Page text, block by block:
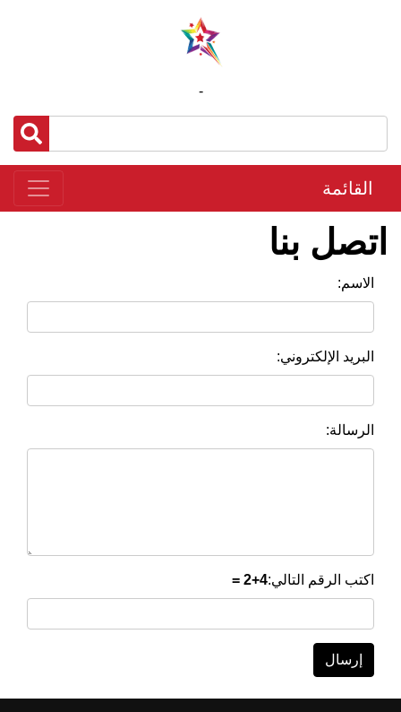
-
القائمة
اتصل بنا
الاسم:
البريد الإلكتروني:
الرسالة:
اكتب الرقم التالي: 2+4 =
إرسال